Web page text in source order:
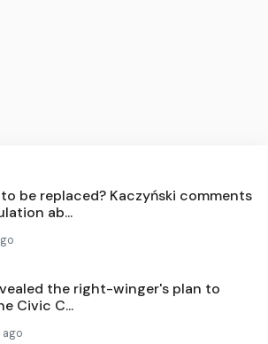
be replaced? Kaczyński comments
ab...
the right-winger's plan to
Civic C...